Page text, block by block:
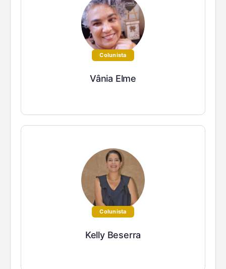
Colunista
Vânia Elme
Colunista
Kelly Beserra